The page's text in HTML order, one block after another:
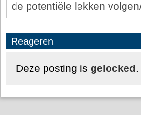
de potentiële lekken
Reageren
Deze posting is gelocked